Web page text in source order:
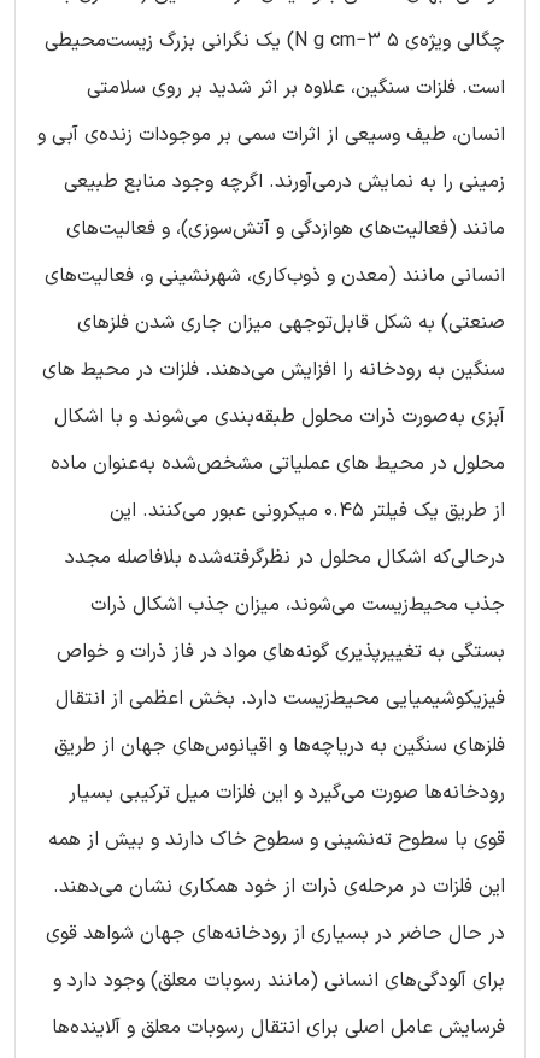
چگالی ویژه‌ی 5 N g cm−3) یک نگرانی بزرگ زیست‌محیطی
است. فلزات سنگین، علاوه بر اثر شدید بر روی سلامتی
انسان، طیف وسیعی از اثرات سمی بر موجودات زنده‌ی آبی و
زمینی را به نمایش درمی‌آورند. اگرچه وجود منابع طبیعی
مانند (فعالیت‌های هوازدگی و آتش‌سوزی)، و فعالیت‌های
انسانی مانند (معدن و ذوب‌کاری، شهرنشینی و، فعالیت‌های
صنعتی) به شکل قابل‌توجهی میزان جاری شدن فلزهای
سنگین به رودخانه را افزایش می‌دهند. فلزات در محیط های
آبزی به‌صورت ذرات محلول طبقه‌بندی می‌شوند و با اشکال
محلول در محیط های عملیاتی مشخص‌شده به‌عنوان ماده
از طریق یک فیلتر 0.45 میکرونی عبور می‌کنند. این
درحالی‌که اشکال محلول در نظرگرفته‌شده بلافاصله مجدد
جذب محیط‌زیست می‌شوند، میزان جذب اشکال ذرات
بستگی به تغییرپذیری گونه‌های مواد در فاز ذرات و خواص
فیزیکوشیمیایی محیط‌زیست دارد. بخش اعظمی از انتقال
فلزهای سنگین به دریاچه‌ها و اقیانوس‌های جهان از طریق
رودخانه‌ها صورت می‌گیرد و این فلزات میل ترکیبی بسیار
قوی با سطوح ته‌نشینی و سطوح خاک ‌دارند و بیش از همه
این فلزات در مرحله‌ی ذرات از خود همکاری نشان می‌دهند.
در حال حاضر در بسیاری از رودخانه‌های جهان شواهد قوی
برای آلودگی‌های انسانی (مانند رسوبات معلق) وجود دارد و
فرسایش عامل اصلی برای انتقال رسوبات معلق و آلاینده‌ها